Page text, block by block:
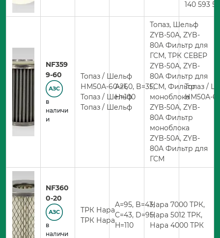
140 593
NF359
9-60
АЗС
в
наличи
и
Топаз / Шельф
НМ50А-60-21,
Топаз / Шельф
Топаз / Шельф
A=60, B=35,
H=100
Топаз, Шельф
ZYB-50A, ZYB-
80A Фильтр для
ГСМ, ТРК СЕВЕР
ZYB-50A, ZYB-
80A Фильтр для
ГСМ, Фильтр
моноблока
ZYB-50A, ZYB-
80A Фильтр
моноблока
ZYB-50A, ZYB-
80A Фильтр для
ГСМ
Топаз /
НМ50А-
NF360
0-20
АЗС
в
наличи
ТРК Нара
ТРК Нара
A=95, B=43,
C=43, D=95,
H=110
Нара 7000 ТРК,
Нара 5012 ТРК,
Нара 4000 ТРК